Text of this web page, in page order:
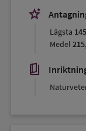
stars_2
Lägsta
Medel
book_5